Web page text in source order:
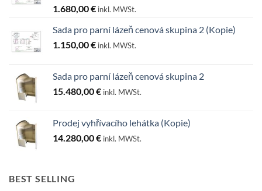
1.680,00€ inkl. MWSt.
Sada pro parní lázeň cenová skupina 2 (Kopie)
1.150,00€ inkl. MWSt.
Sada pro parní lázeň cenová skupina 2
15.480,00€ inkl. MWSt.
Prodej vyhřívacího lehátka (Kopie)
14.280,00€ inkl. MWSt.
BEST SELLING